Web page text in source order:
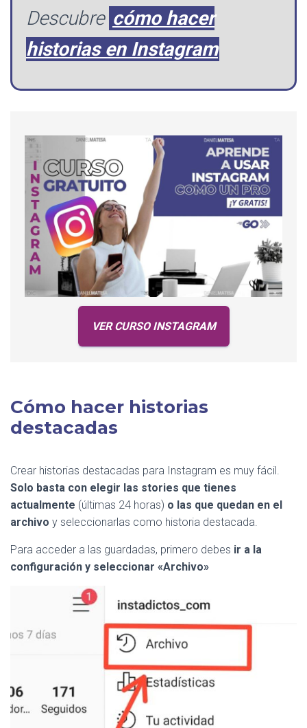
Descubre cómo hacer
historias en Instagram
VER CURSO INSTAGRAM
Cómo hacer historias
destacadas
Crear historias destacadas para Instagram es muy fácil.
Solo basta con elegir las stories que tienes
actualmente (últimas 24 horas) o las que quedan en el
archivo y seleccionarlas como historia destacada.
Para acceder a las guardadas, primero debes ir a la
configuración y seleccionar «Archivo»